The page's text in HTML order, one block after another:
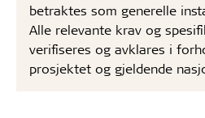
betraktes som generelle
Alle relevante krav og
verifiseres og avklares i
prosjektet og gjeldende